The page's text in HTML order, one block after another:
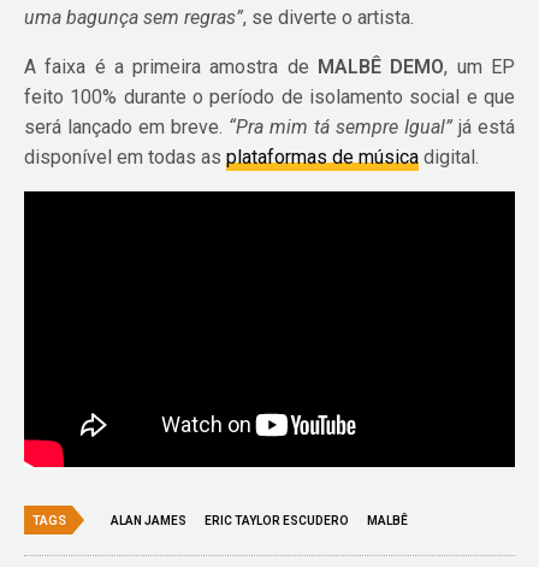
uma bagunça sem regras”, se diverte o artista.
A faixa é a primeira amostra de MALBÊ DEMO, um EP
feito 100% durante o período de isolamento social e que
será lançado em breve. “Pra mim tá sempre Igual”já está
disponível em todas asplataformas de música digital.
TAGS ALAN JAMES ERIC TAYLOR ESCUDERO MALBÊ